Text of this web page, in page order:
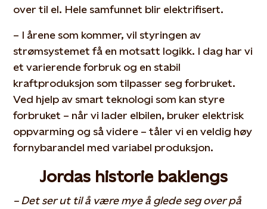
over til el. Hele samfunnet blir elektrifisert.
– I årene som kommer, vil styringen av
strømsystemet få en motsatt logikk. I dag har vi
et varierende forbruk og en stabil
kraftproduksjon som tilpasser seg forbruket.
Ved hjelp av smart teknologi som kan styre
forbruket – når vi lader elbilen, bruker elektrisk
oppvarming og så videre – tåler vi en veldig høy
fornybarandel med variabel produksjon.
Jordas historie baklengs
– Det ser ut til å være mye å glede seg over på